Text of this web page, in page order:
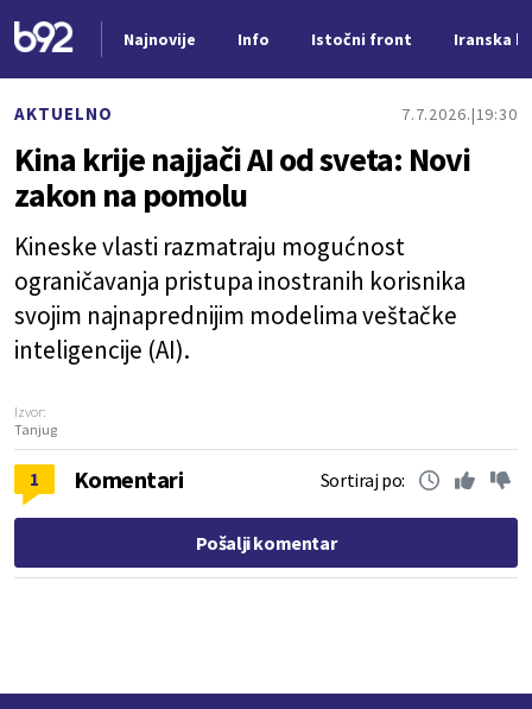
Najnovije Info Istočni front Iranska
AKTUELNO 7.7.2026. 19:30
Kina krije najjači AI od sveta: Novi
zakon na pomolu
Kineske vlasti razmatraju mogućnost
ograničavanja pristupa inostranih korisnika
svojim najnaprednijim modelima veštačke
inteligencije (AI).
Izvor:
Tanjug
1 Komentari Sortiraj po:
Pošalji komentar